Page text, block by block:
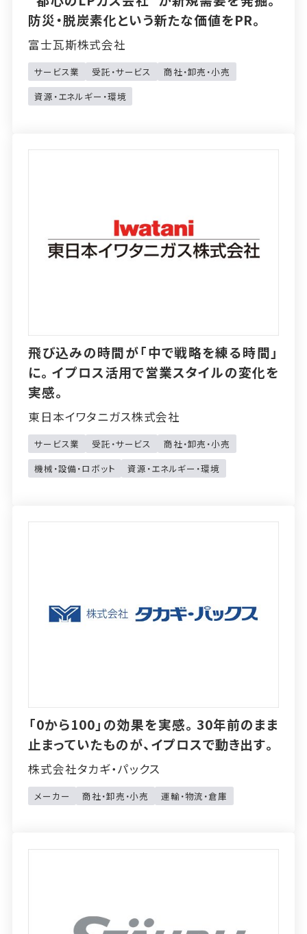
防災・脱炭素化という新たな価値をPR。
富士瓦斯株式会社
サービス業 受託・サービス
商社・卸売・小売
資源・エネルギー・環境
飛び込みの時間が「中で戦略を練る時間」
に。イプロス活用で営業スタイルの変化を
実感。
東日本イワタニガス株式会社
サービス業 受託・サービス
商社・卸売・小売
機械・設備・ロボット
資源・エネルギー・環境
「0から100」の効果を実感。30年前のまま
止まっていたものが、イプロスで動き出す。
株式会社タカギ・パックス
メーカー 商社・卸売・小売 運輸・物流・倉庫